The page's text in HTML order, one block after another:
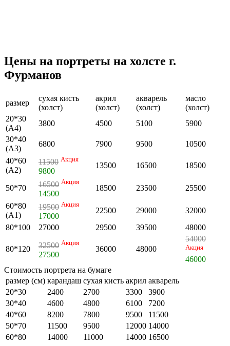
Цены на портреты на холсте г.
Фурманов
размер
сухая кисть
(холст)
акрил
(холст)
акварель
(холст)
масло
(холст)
20*30
(А4)
3800 4500 5100
5900
30*40
(А3)
6800 7900 9500
10500
40*60
(А2)
11500 Акция
9800
13500 16500 18500
50*70 16500 Акция
14500
18500 23500 25500
60*80
(А1)
19500 Акция
17000
22500 29000
32000
80*100
27000 29500 39500 48000
80*120 32500 Акция
27500
36000 48000
54000
Акция
46000
Стоимость портрета на бумаге
размер (см) карандаш сухая кисть акрил акварель
20*30
2400 2700 3300
3900
30*40
4600 4800 6100
7200
40*60
8200 7800 9500
11500
50*70
11500 9500 12000 14000
60*80
14000 11000 14000 16500